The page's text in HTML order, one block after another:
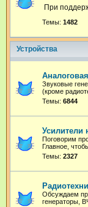
При
Темы: 1482
Устройства
Звуковые
(кроме
Темы: 6844
Усилители
Поговорим
Главное,
Темы: 2327
Обсуждаем
генераторы,